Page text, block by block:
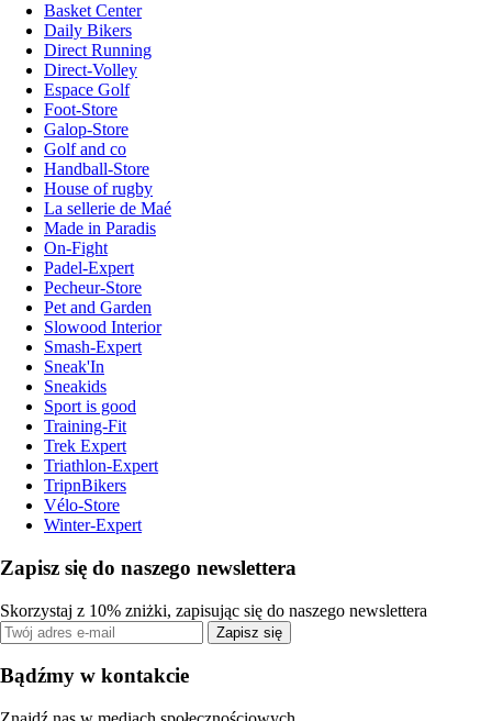
Basket Center
Daily Bikers
Direct Running
Direct-Volley
Espace Golf
Foot-Store
Galop-Store
Golf and co
Handball-Store
House of rugby
La sellerie de Maé
Made in Paradis
On-Fight
Padel-Expert
Pecheur-Store
Pet and Garden
Slowood Interior
Smash-Expert
Sneak'In
Sneakids
Sport is good
Training-Fit
Trek Expert
Triathlon-Expert
TripnBikers
Vélo-Store
Winter-Expert
Zapisz się do naszego newslettera
Skorzystaj z 10% zniżki, zapisując się do naszego newslettera
Zapisz się
Bądźmy w kontakcie